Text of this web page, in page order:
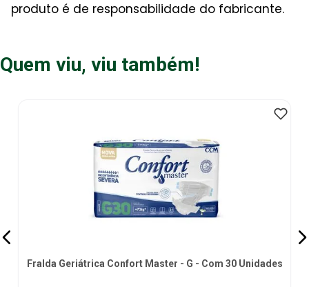
produto é de responsabilidade do fabricante.
Quem viu, viu também!
Fralda Geriátrica Confort Master - G - Com 30 Unidades